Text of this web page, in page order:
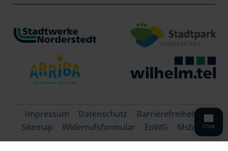
Impressum Datenschutz
Barrierefreiheit
Sitemap
Widerrufsformular EnWG MsbG Chat